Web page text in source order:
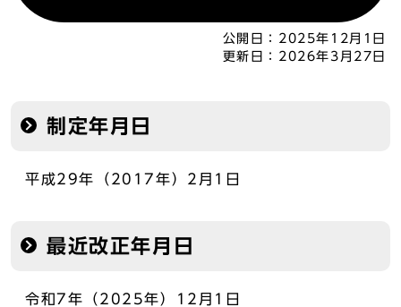
公開日： 2025年12月1日
更新日： 2026年3月27日
制定年月日
平成29年（2017年）2月1日
最近改正年月日
令和7年（2025年）12月1日